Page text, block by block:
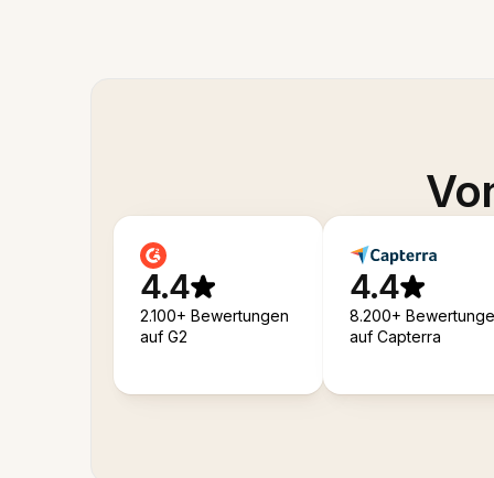
4.4
2.100+ Bewertungen
auf G2
4.4
8.200+
auf Capterra